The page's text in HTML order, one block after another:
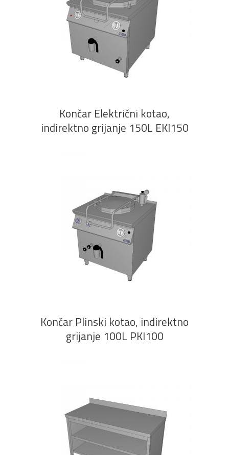
PROČITAJ VIŠE
Končar Električni kotao,
indirektno grijanje 150L EKI150
PROČITAJ VIŠE
Končar Plinski kotao, indirektno
grijanje 100L PKI100